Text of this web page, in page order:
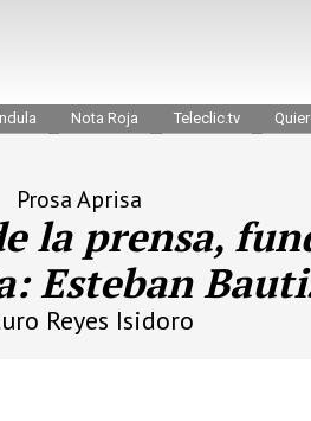
Nota Roja Teleclic.tv
Prosa Aprisa
la prensa,
Esteban
Reyes Isidoro